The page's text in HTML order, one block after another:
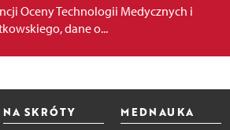
Oceny Technologii Medycznych i
dane o...
NA SKRÓTY MEDNAUKA